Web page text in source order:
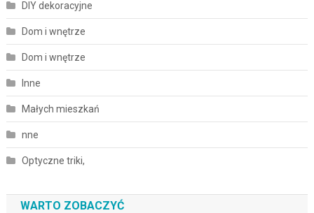
DIY dekoracyjne
Dom i wnętrze
Dom i wnętrze
Inne
Małych mieszkań
nne
Optyczne triki,
WARTO ZOBACZYĆ